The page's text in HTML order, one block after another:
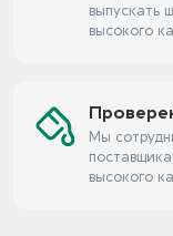
выпускать
высокого
Мы
высокого